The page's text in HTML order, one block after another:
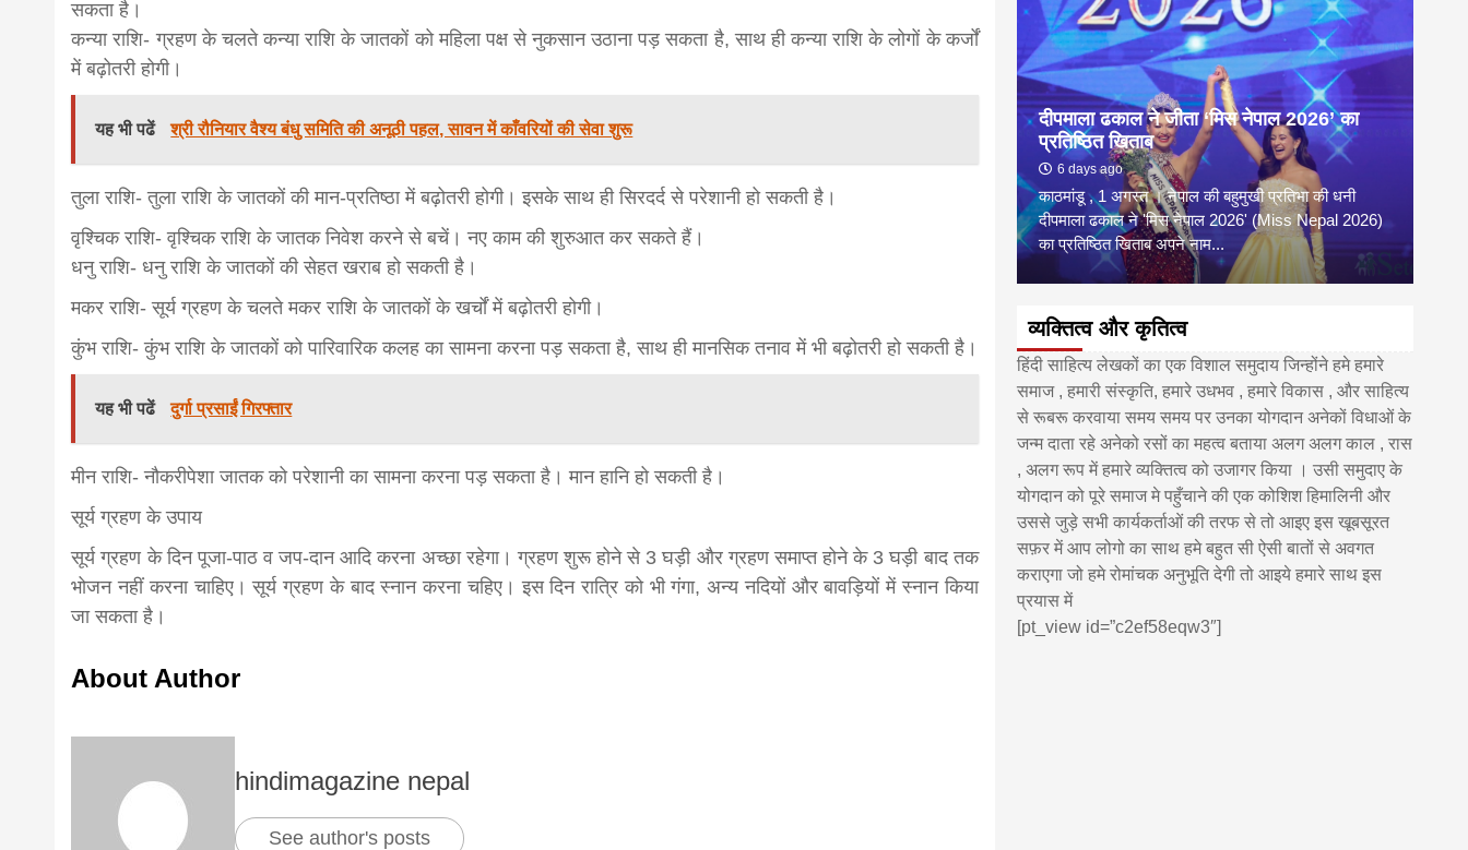
सकता है।
कन्या राशि- ग्रहण के चलते कन्या राशि के जातकों को महिला पक्ष से नुकसान उठाना पड़ सकता है, साथ ही कन्या राशि के लोगों के कर्जों
में बढ़ोतरी होगी।
यह भी पढें श्री रौनियार वैश्य बंधु समिति की अनूठी पहल, सावन में काँवरियों की सेवा शुरू
तुला राशि- तुला राशि के जातकों की मान-प्रतिष्ठा में बढ़ोतरी होगी। इसके साथ ही सिरदर्द से परेशानी हो सकती है।
वृश्चिक राशि- वृश्चिक राशि के जातक निवेश करने से बचें। नए काम की शुरुआत कर सकते हैं।
धनु राशि- धनु राशि के जातकों की सेहत खराब हो सकती है।
मकर राशि- सूर्य ग्रहण के चलते मकर राशि के जातकों के खर्चों में बढ़ोतरी होगी।
कुंभ राशि- कुंभ राशि के जातकों को पारिवारिक कलह का सामना करना पड़ सकता है, साथ ही मानसिक तनाव में भी बढ़ोतरी हो सकती है।
यह भी पढें दुर्गा प्रसाईं गिरफ्तार
मीन राशि- नौकरीपेशा जातक को परेशानी का सामना करना पड़ सकता है। मान हानि हो सकती है।
सूर्य ग्रहण के उपाय
सूर्य ग्रहण के दिन पूजा-पाठ व जप-दान आदि करना अच्छा रहेगा। ग्रहण शुरू होने से 3 घड़ी और ग्रहण समाप्त होने के 3 घड़ी बाद तक
भोजन नहीं करना चाहिए। सूर्य ग्रहण के बाद स्नान करना चहिए। इस दिन रात्रि को भी गंगा, अन्य नदियों और बावड़ियों में स्नान किया
जा सकता है।
About Author
hindimagazine nepal
See author's posts
3 years ago
जनकपुरधाम/मिश्री लाल मधुकर। सीताराम विवाह पंचमी
आयोजित किया गया। रंगभूमि मैदान में राजा विदेह...
दीपमाला ढकाल ने जीता ‘मिस नेपाल 2026’ का
प्रतिष्ठित खिताब
6 days ago
काठमांडू , 1 अगस्त । नेपाल की बहुमुखी प्रतिभा की धनी
दीपमाला ढकाल ने 'मिस नेपाल 2026' (Miss Nepal 2026)
का प्रतिष्ठित खिताब अपने नाम...
व्यक्तित्व और कृतित्व
हिंदी साहित्य लेखकों का एक विशाल समुदाय जिन्होंने हमे हमारे
समाज , हमारी संस्कृति, हमारे उधभव , हमारे विकास , और साहित्य
से रूबरू करवाया समय समय पर उनका योगदान अनेकों विधाओं के
जन्म दाता रहे अनेको रसों का महत्व बताया अलग अलग काल , रास
, अलग रूप में हमारे व्यक्तित्व को उजागर किया । उसी समुदाए के
योगदान को पूरे समाज मे पहुँचाने की एक कोशिश हिमालिनी और
उससे जुड़े सभी कार्यकर्ताओं की तरफ से तो आइए इस खूबसूरत
सफ़र में आप लोगो का साथ हमे बहुत सी ऐसी बातों से अवगत
कराएगा जो हमे रोमांचक अनुभूति देगी तो आइये हमारे साथ इस
प्रयास में
[pt_view id=”c2ef58eqw3″]